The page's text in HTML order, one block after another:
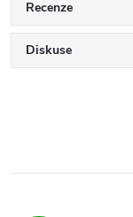
Recenze
Diskuse